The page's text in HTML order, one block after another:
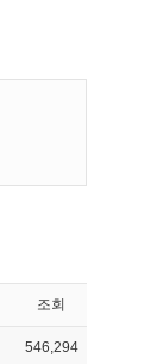
조회
546,294